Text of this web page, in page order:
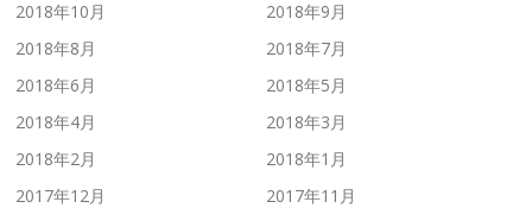
2018年10月
2018年9月
2018年8月
2018年7月
2018年6月
2018年5月
2018年4月
2018年3月
2018年2月
2018年1月
2017年12月
2017年11月